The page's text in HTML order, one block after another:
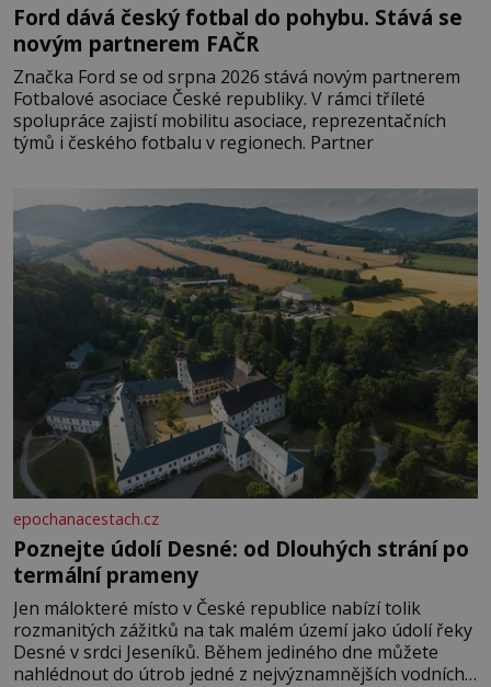
Ford dává český fotbal do pohybu. Stává se
novým partnerem FAČR
Značka Ford se od srpna 2026 stává novým partnerem
Fotbalové asociace České republiky. V rámci tříleté
spolupráce zajistí mobilitu asociace, reprezentačních
týmů i českého fotbalu v regionech. Partner
epochanacestach.cz
Poznejte údolí Desné: od Dlouhých strání po
termální prameny
Jen málokteré místo v České republice nabízí tolik
rozmanitých zážitků na tak malém území jako údolí řeky
Desné v srdci Jeseníků. Během jediného dne můžete
nahlédnout do útrob jedné z nejvýznamnějších vodních